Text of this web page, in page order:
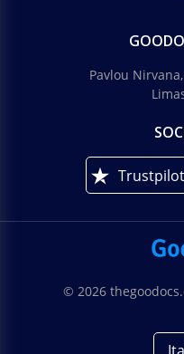
Pavlou
Trustpilot
© 2026